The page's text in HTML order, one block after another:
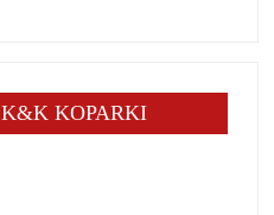
K&K KOPARKI